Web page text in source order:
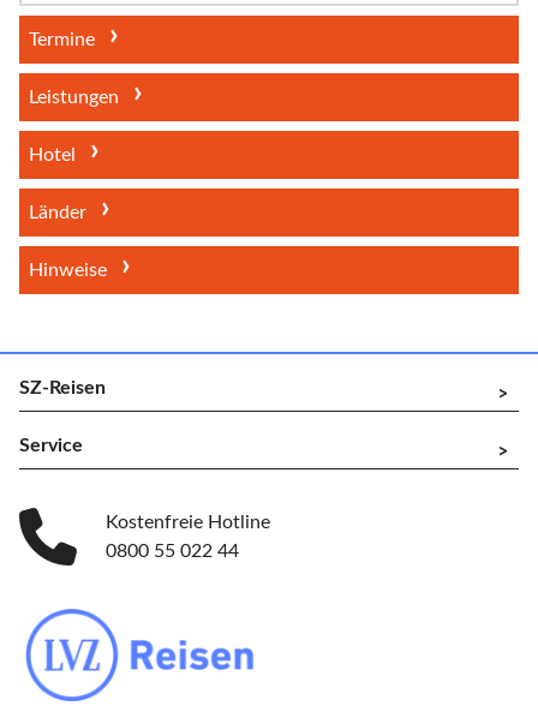
Termine
Leistungen
Hotel
Länder
Hinweise
SZ-Reisen ^
Service ^
Kostenfreie Hotline
0800 55 022 44